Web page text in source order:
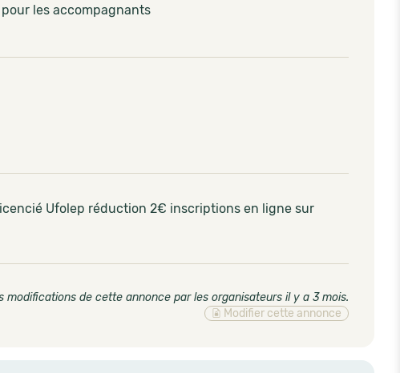
les accompagnants
Ufolep réduction 2€ inscriptions en ligne sur
modifications de cette annonce par les organisateurs il y a 3 mois.
Modifier cette annonce